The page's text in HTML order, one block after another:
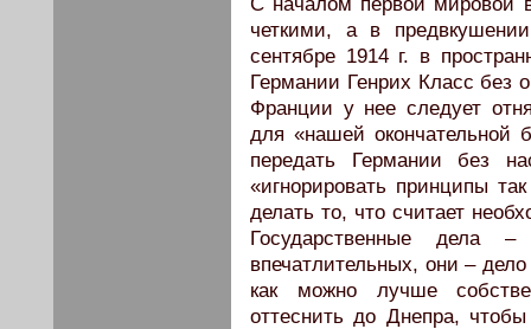
четкими, а в
сентябре 1914 г. в
Германии Генрих Класс без
Франции у нее следует
для «нашей окончательной
передать Германии без
«игнорировать принципы
делать то, что считает
Государственные дела
впечатлительных, они –
как можно лучше
оттеснить до Днепра,